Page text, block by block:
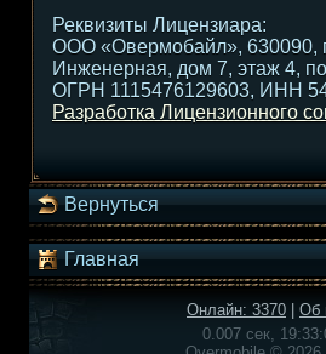
Реквизиты Лицензиара:
ООО «Овермобайл», 630090,
Инженерная, дом 7, этаж 4,
ОГРН 1115476129603, ИНН
Разработка Лицензионного
Вернуться
Главная
Онлайн: 3370
Об
0.007 сек,